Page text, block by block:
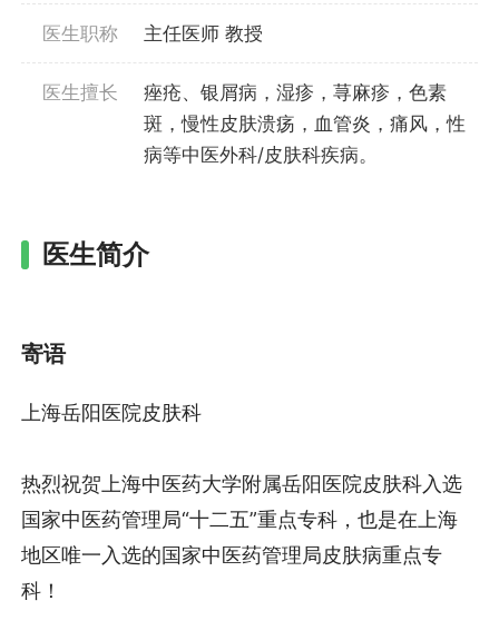
医生职称 主任医师 教授
医生擅长
痤疮、银屑病，湿疹，荨麻疹，色素
斑，慢性皮肤溃疡，血管炎，痛风，性
病等中医外科/皮肤科疾病。
医生简介
寄语
上海岳阳医院皮肤科
热烈祝贺上海中医药大学附属岳阳医院皮肤科入选
国家中医药管理局“十二五”重点专科，也是在上海
地区唯一入选的国家中医药管理局皮肤病重点专
科！